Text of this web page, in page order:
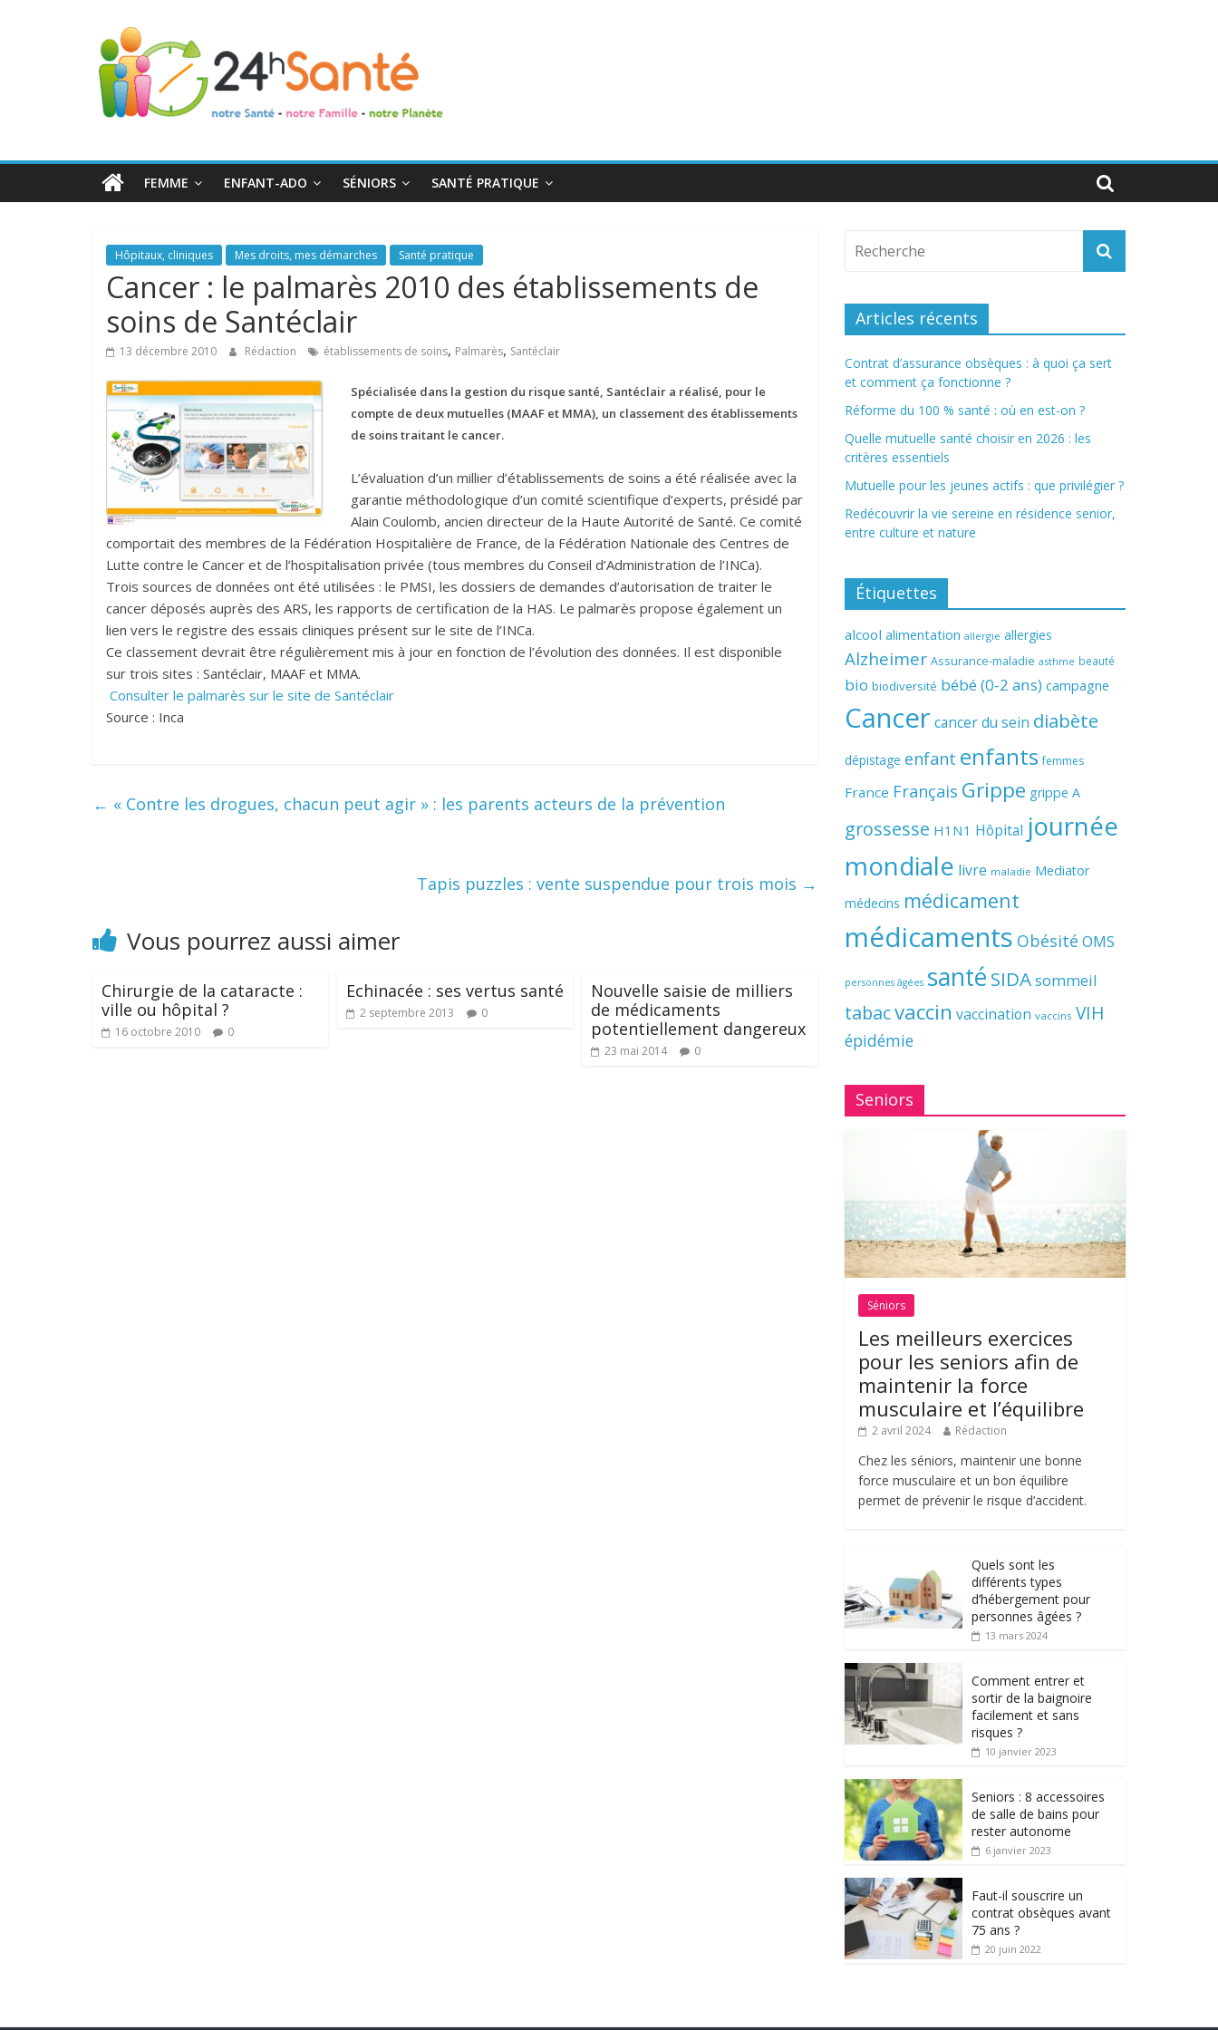
24h
Santé
toute
FEMME ENFANT-ADO SÉNIORS SANTÉ PRATIQUE
Hôpitaux, cliniques Mes droits, mes démarches Santé pratique
Cancer : le palmarès 2010 des établissements de
soins de Santéclair
13 décembre 2010 Rédaction établissements de soins, Palmarès, Santéclair
Spécialisée dans la gestion du risque santé, Santéclair a réalisé, pour le
compte de deux mutuelles (MAAF et MMA), un classement des établissements
de soins traitant le cancer.
L’évaluation d’un millier d’établissements de soins a été réalisée avec la
garantie méthodologique d’un comité scientifique d’experts, présidé par
Alain Coulomb, ancien directeur de la Haute Autorité de Santé. Ce comité
comportait des membres de la Fédération Hospitalière de France, de la Fédération Nationale des Centres de
Lutte contre le Cancer et de l’hospitalisation privée (tous membres du Conseil d’Administration de l’INCa).
Trois sources de données ont été utilisées : le PMSI, les dossiers de demandes d’autorisation de traiter le
cancer déposés auprès des ARS, les rapports de certification de la HAS. Le palmarès propose également un
lien vers le registre des essais cliniques présent sur le site de l’INCa.
Ce classement devrait être régulièrement mis à jour en fonction de l’évolution des données. Il est disponible
sur trois sites : Santéclair, MAAF et MMA.
Consulter le palmarès sur le site de Santéclair
Source : Inca
← « Contre les drogues, chacun peut agir » : les parents acteurs de la prévention
Tapis puzzles : vente suspendue pour trois mois →
Vous pourrez aussi aimer
Chirurgie de la cataracte :
ville ou hôpital ?
16 octobre 2010 0
Echinacée : ses vertus santé
2 septembre 2013 0
Nouvelle saisie de milliers
de médicaments
potentiellement dangereux
23 mai 2014 0
Articles récents
Contrat d’assurance obsèques : à quoi ça sert
et comment ça fonctionne ?
Réforme du 100 % santé : où en est-on ?
Quelle mutuelle santé choisir en 2026 : les
critères essentiels
Mutuelle pour les jeunes actifs : que privilégier ?
Redécouvrir la vie sereine en résidence senior,
entre culture et nature
Étiquettes
alcool alimentation allergie allergies
Alzheimer Assurance-maladie asthme beauté
bio biodiversité bébé (0-2 ans) campagne
Cancer cancer du sein diabète
dépistage enfant enfants femmes
France Français Grippe grippe A
grossesse H1N1 Hôpital journée
mondiale livre maladie Mediator
médecins médicament
médicaments Obésité OMS
personnes âgées santé SIDAsommeil
tabacvaccin vaccination vaccins VIH
épidémie
Seniors
Séniors
Les meilleurs exercices
pour les seniors afin de
maintenir la force
musculaire et l’équilibre
2 avril 2024 Rédaction
Chez les séniors, maintenir une bonne
force musculaire et un bon équilibre
permet de prévenir le risque d’accident.
Quels sont les
différents types
d’hébergement pour
personnes âgées ?
13 mars 2024
Comment entrer et
sortir de la baignoire
facilement et sans
risques ?
10 janvier 2023
Seniors : 8 accessoires
de salle de bains pour
rester autonome
6 janvier 2023
Faut-il souscrire un
contrat obsèques avant
75 ans ?
20 juin 2022